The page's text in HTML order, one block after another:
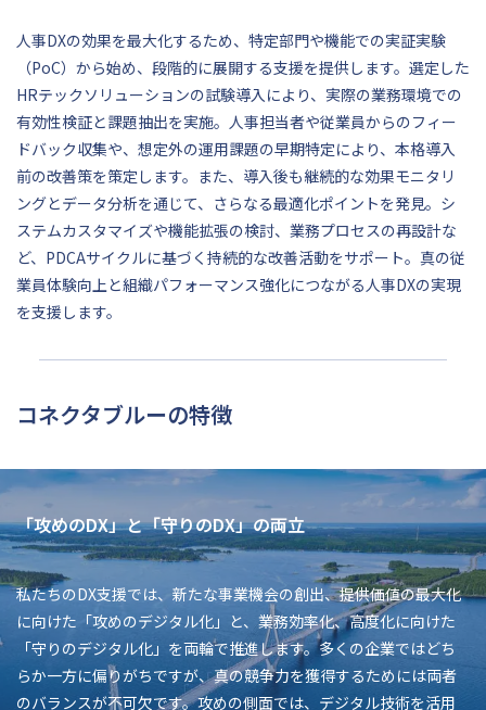
人事DXの効果を最大化するため、特定部門や機能での実証実験
（PoC）から始め、段階的に展開する支援を提供します。選定した
HRテックソリューションの試験導入により、実際の業務環境での
有効性検証と課題抽出を実施。人事担当者や従業員からのフィー
ドバック収集や、想定外の運用課題の早期特定により、本格導入
前の改善策を策定します。また、導入後も継続的な効果モニタリ
ングとデータ分析を通じて、さらなる最適化ポイントを発見。シ
ステムカスタマイズや機能拡張の検討、業務プロセスの再設計な
ど、PDCAサイクルに基づく持続的な改善活動をサポート。真の従
業員体験向上と組織パフォーマンス強化につながる人事DXの実現
を支援します。
コネクタブルーの特徴
「攻めのDX」と「守りのDX」の両立
私たちのDX支援では、新たな事業機会の創出、提供価値の最大化
に向けた「攻めのデジタル化」と、業務効率化、高度化に向けた
「守りのデジタル化」を両輪で推進します。多くの企業ではどち
らか一方に偏りがちですが、真の競争力を獲得するためには両者
のバランスが不可欠です。攻めの側面では、デジタル技術を活用